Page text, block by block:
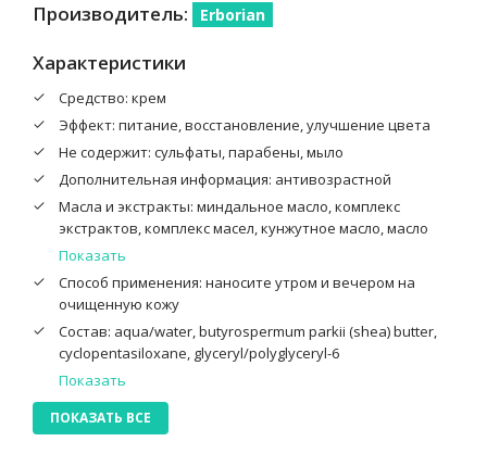
Производитель: Erborian
Характеристики
Средство: крем
Эффект: питание, восстановление, улучшение цвета
Не содержит: сульфаты, парабены, мыло
Дополнительная информация: антивозрастной
Масла и экстракты: миндальное масло, комплекс
экстрактов, комплекс масел, кунжутное масло, масло
зародышей пшеницы, касторовое масло, масло дерева
ши, экстракт солодки
Показать
Способ применения: наносите утром и вечером на
очищенную кожу
Состав: aqua/water, butyrospermum parkii (shea) butter,
cyclopentasiloxane, glyceryl/polyglyceryl-6
isostearate/behenate esters, glycerin, cetearyl alcohol,
butylene glycol, polyacrylamide, phenoxyethanol, c13-14
isoparaffin, polyglyceryl-3 diisostearate, prunus amygdalus
Показать
ПОКАЗАТЬ ВСЕ